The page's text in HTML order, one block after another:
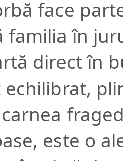
face
familia în
direct în
este o